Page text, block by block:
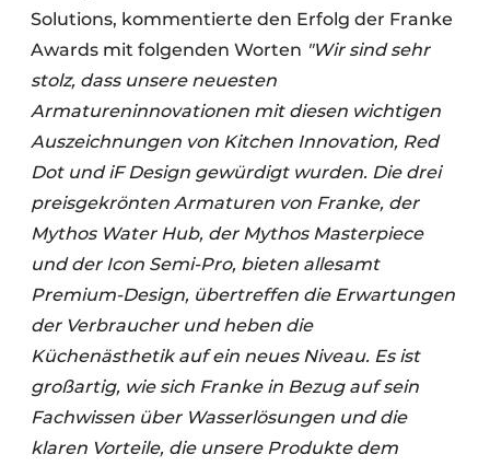
Solutions, kommentierte den Erfolg der Franke
Awards mit folgenden Worten "Wir sind sehr
stolz, dass unsere neuesten
Armatureninnovationen mit diesen wichtigen
Auszeichnungen von Kitchen Innovation, Red
Dot und iF Design gewürdigt wurden. Die drei
preisgekrönten Armaturen von Franke, der
Mythos Water Hub, der Mythos Masterpiece
und der Icon Semi-Pro, bieten allesamt
Premium-Design, übertreffen die Erwartungen
der Verbraucher und heben die
Küchenästhetik auf ein neues Niveau. Es ist
großartig, wie sich Franke in Bezug auf sein
Fachwissen über Wasserlösungen und die
klaren Vorteile, die unsere Produkte dem